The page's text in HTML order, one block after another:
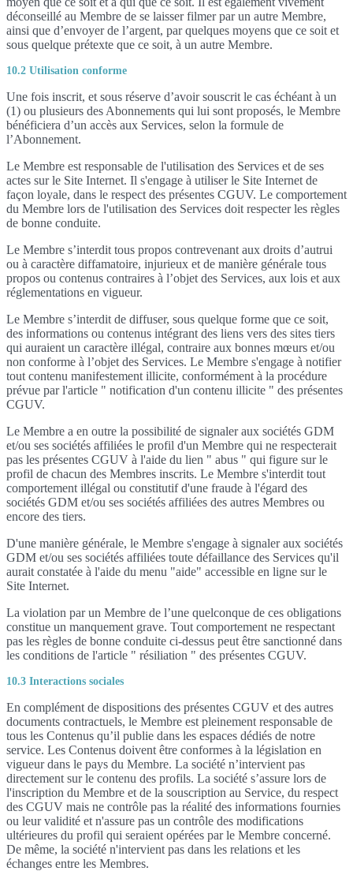
déconseillé au Membre de se laisser filmer par un autre Membre,
ainsi que d’envoyer de l’argent, par quelques moyens que ce soit et
sous quelque prétexte que ce soit, à un autre Membre.
10.2 Utilisation conforme
Une fois inscrit, et sous réserve d’avoir souscrit le cas échéant à un
(1) ou plusieurs des Abonnements qui lui sont proposés, le Membre
bénéficiera d’un accès aux Services, selon la formule de
l’Abonnement.
Le Membre est responsable de l'utilisation des Services et de ses
actes sur le Site Internet. Il s'engage à utiliser le Site Internet de
façon loyale, dans le respect des présentes CGUV. Le comportement
du Membre lors de l'utilisation des Services doit respecter les règles
de bonne conduite.
Le Membre s’interdit tous propos contrevenant aux droits d’autrui
ou à caractère diffamatoire, injurieux et de manière générale tous
propos ou contenus contraires à l’objet des Services, aux lois et aux
réglementations en vigueur.
Le Membre s’interdit de diffuser, sous quelque forme que ce soit,
des informations ou contenus intégrant des liens vers des sites tiers
qui auraient un caractère illégal, contraire aux bonnes mœurs et/ou
non conforme à l’objet des Services. Le Membre s'engage à notifier
tout contenu manifestement illicite, conformément à la procédure
prévue par l'article " notification d'un contenu illicite " des présentes
CGUV.
Le Membre a en outre la possibilité de signaler aux sociétés GDM
et/ou ses sociétés affiliées le profil d'un Membre qui ne respecterait
pas les présentes CGUV à l'aide du lien " abus " qui figure sur le
profil de chacun des Membres inscrits. Le Membre s'interdit tout
comportement illégal ou constitutif d'une fraude à l'égard des
sociétés GDM et/ou ses sociétés affiliées des autres Membres ou
encore des tiers.
D'une manière générale, le Membre s'engage à signaler aux sociétés
GDM et/ou ses sociétés affiliées toute défaillance des Services qu'il
aurait constatée à l'aide du menu "aide" accessible en ligne sur le
Site Internet.
La violation par un Membre de l’une quelconque de ces obligations
constitue un manquement grave. Tout comportement ne respectant
pas les règles de bonne conduite ci-dessus peut être sanctionné dans
les conditions de l'article " résiliation " des présentes CGUV.
10.3 Interactions sociales
En complément de dispositions des présentes CGUV et des autres
documents contractuels, le Membre est pleinement responsable de
tous les Contenus qu’il publie dans les espaces dédiés de notre
service. Les Contenus doivent être conformes à la législation en
vigueur dans le pays du Membre. La société n’intervient pas
directement sur le contenu des profils. La société s’assure lors de
l'inscription du Membre et de la souscription au Service, du respect
des CGUV mais ne contrôle pas la réalité des informations fournies
ou leur validité et n'assure pas un contrôle des modifications
ultérieures du profil qui seraient opérées par le Membre concerné.
De même, la société n'intervient pas dans les relations et les
échanges entre les Membres.